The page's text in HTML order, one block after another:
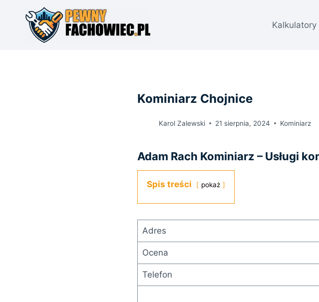
Kalkulatory
Kominiarz Chojnice
Karol Zalewski 21 sierpnia, 2024 Kominiarz
Adam Rach Kominiarz – Usługi
Spis treści pokaż
Adres
Ocena
Telefon